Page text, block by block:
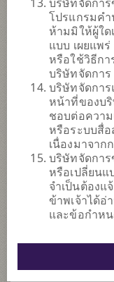
SCBRMCHA
กองทุนเปิดไทยพาณิชย์หุ้
ระดับความเสี่ยง
NAV ประจำวัน
(ตามสกุลเงินของกองทุน)
SCBRMPOP
กองทุนเปิดไทยพาณิชย์
Global Sustainable
ระดับความเสี่ยง
โปรแกรมค
ห้ามมิให้ผู้ใด
แบบ เผยแพ
หรือใช้วิธีก
บริษัทจัดการ
บริษัทจัดการ
หน้าที่ของบ
ชอบต่อควา
หรือระบบสื่
เนื่องมาจาก
บริษัทจัดกา
หรือเปลี่ยนแ
จำเป็นต้องแ
ข้าพเจ้าได้อ่
และข้อกำห